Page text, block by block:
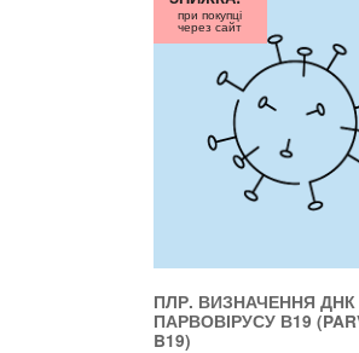
ПЛР. ВИЗНАЧЕННЯ ДНК
ПАРВОВІРУСУ В19
B19)
при покупці
через сайт